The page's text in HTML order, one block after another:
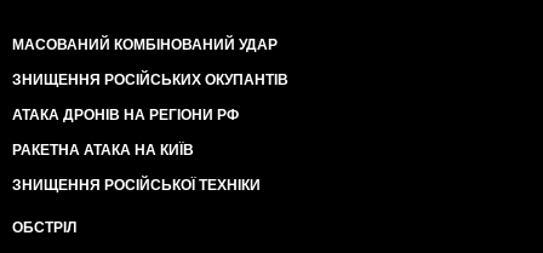
МАСОВАНИЙ КОМБІНОВАНИЙ УДАР
ЗНИЩЕННЯ РОСІЙСЬКИХ ОКУПАНТІВ
АТАКА ДРОНІВ НА РЕГІОНИ РФ
РАКЕТНА АТАКА НА КИЇВ
ЗНИЩЕННЯ РОСІЙСЬКОЇ ТЕХНІКИ
ОБСТРІЛ